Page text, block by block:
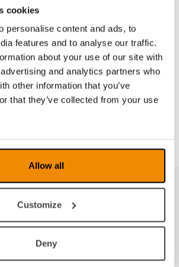
cookies
personalise content and ads, to
features and to analyse our traffic.
about your use of our site with
and analytics partners who
other information that you’ve
that they’ve collected from your use
Allow all
Customize
Deny
einloggen
weitere Information für
Kontakt